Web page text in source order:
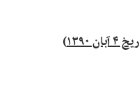
۱۳۹۰)